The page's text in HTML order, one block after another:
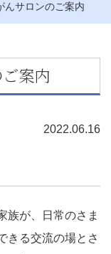
んサロンのご案内
案内
2022.06.16
族が、日常のさま
きる交流の場とさ